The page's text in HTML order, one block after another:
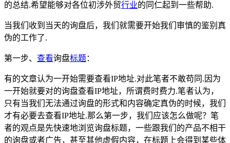
的总结.希望能够对各位初涉外贸行业的同仁起到一些帮助.
当我们收到当天的询盘后，我们就需要开始我们审慎的鉴别真
伪的工作了.
第一步、 查看询盘标题 ：
有的文章认为一开始需要查看IP地址.对此笔者不敢苟同.因为
一开始就要对的询盘查看IP地址，所谓费时费力.笔者认为，
只有当我们无法通过询盘的形式和内容确定真伪的时候，我们
才有必要去查看IP地址.那么第一步，我们应该怎么做呢？笔
者的观点是先快速地浏览询盘标题，一些跟我们的产品不相干
的询盘或者广告，甚至其他虚假内容，在标题上会得到某些体